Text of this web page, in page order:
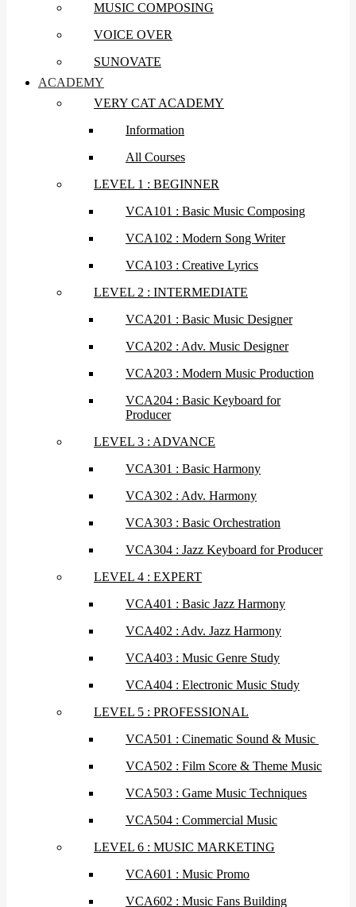
MUSIC COMPOSING
VOICE OVER
SUNOVATE
ACADEMY
VERY CAT ACADEMY
Information
All Courses
LEVEL 1 : BEGINNER
VCA101 : Basic Music Composing
VCA102 : Modern Song Writer
VCA103 : Creative Lyrics
LEVEL 2 : INTERMEDIATE
VCA201 : Basic Music Designer
VCA202 : Adv. Music Designer
VCA203 : Modern Music Production
VCA204 : Basic Keyboard for
Producer
LEVEL 3 : ADVANCE
VCA301 : Basic Harmony
VCA302 : Adv. Harmony
VCA303 : Basic Orchestration
VCA304 : Jazz Keyboard for Producer
LEVEL 4 : EXPERT
VCA401 : Basic Jazz Harmony
VCA402 : Adv. Jazz Harmony
VCA403 : Music Genre Study
VCA404 : Electronic Music Study
LEVEL 5 : PROFESSIONAL
VCA501 : Cinematic Sound & Music
VCA502 : Film Score & Theme Music
VCA503 : Game Music Techniques
VCA504 : Commercial Music
LEVEL 6 : MUSIC MARKETING
VCA601 : Music Promo
VCA602 : Music Fans Building